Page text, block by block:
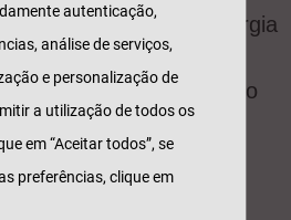
repleta de energia
a Generali
presença com o intuito
ao propósito da
marca, ao
autenticação,
análise de serviços,
e personalização de
a utilização de todos os
em “Aceitar todos”, se
preferências, clique em